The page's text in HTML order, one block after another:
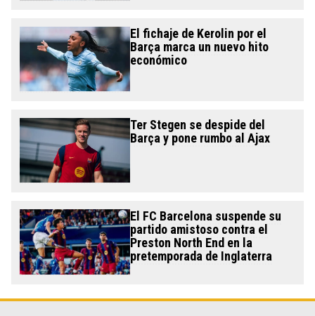
El fichaje de Kerolin por el
Barça marca un nuevo hito
económico
Ter Stegen se despide del
Barça y pone rumbo al Ajax
El FC Barcelona suspende su
partido amistoso contra el
Preston North End en la
pretemporada de Inglaterra